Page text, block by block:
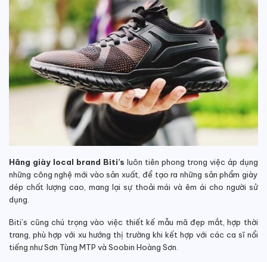
Hãng giày local brand Biti’s luôn tiên phong trong việc áp dụng
những công nghệ mới vào sản xuất, để tạo ra những sản phẩm giày
dép chất lượng cao, mang lại sự thoải mái và êm ái cho người sử
dụng.
Biti’s cũng chú trọng vào việc thiết kế mẫu mã đẹp mắt, hợp thời
trang, phù hợp với xu hướng thị trường khi kết hợp với các ca sĩ nổi
tiếng như Sơn Tùng MTP và Soobin Hoàng Sơn.